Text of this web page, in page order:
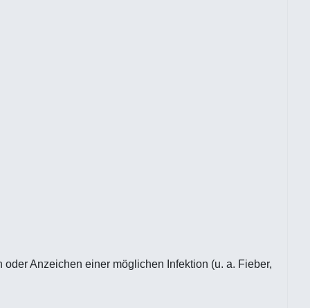
Anzeichen einer möglichen Infektion (u. a. Fieber,